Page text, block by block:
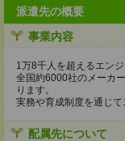
派遣先の概要
事業内容
1万8千人を超えるエン
全国約6000社のメーカ
ります。
実務や育成制度を通じて
配属先について